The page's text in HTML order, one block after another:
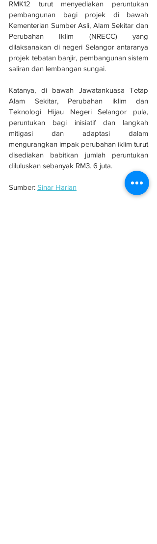
RMK12 turut menyediakan peruntukan
pembangunan bagi projek di bawah
Kementerian Sumber Asli, Alam Sekitar dan
Perubahan Iklim (NRECC) yang
dilaksanakan di negeri Selangor antaranya
projek tebatan banjir, pembangunan sistem
saliran dan lembangan sungai.
Katanya, di bawah Jawatankuasa Tetap
Alam Sekitar, Perubahan iklim dan
Teknologi Hijau Negeri Selangor pula,
peruntukan bagi inisiatif dan langkah
mitigasi dan adaptasi dalam
mengurangkan impak perubahan iklim turut
disediakan babitkan jumlah peruntukan
diluluskan sebanyak RM3. 6 juta.
Sumber: Sinar Harian